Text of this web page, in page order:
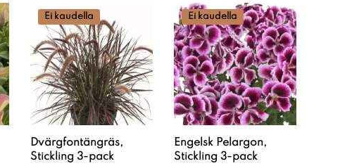
Ei kaudella
Dvärgfontängräs,
Stickling 3-pack
Ei kaudella
Engelsk Pelargon,
Stickling 3-pack